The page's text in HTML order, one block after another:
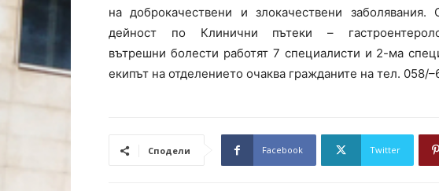
на доброкачествени и злокачествени
дейност по Клинични пътеки –
вътрешни болести работят 7 специалисти и 2-ма
екипът на отделението очаква гражданите на тел. 058/
Сподели Facebook Twitter